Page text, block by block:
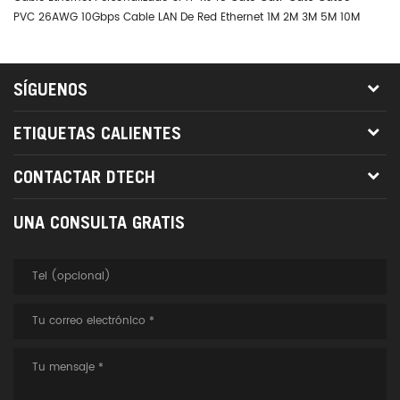
PVC 26AWG 10Gbps Cable LAN De Red Ethernet 1M 2M 3M 5M 10M
SÍGUENOS
ETIQUETAS CALIENTES
CONTACTAR DTECH
UNA CONSULTA GRATIS